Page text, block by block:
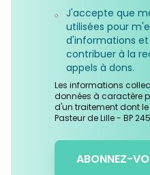
J'accepte que
utilisées pour
d'informations
contribuer à la
appels à dons.
Les informations
données à caractère
d'un traitement dont
Pasteur de Lille - BP
ABONNEZ-